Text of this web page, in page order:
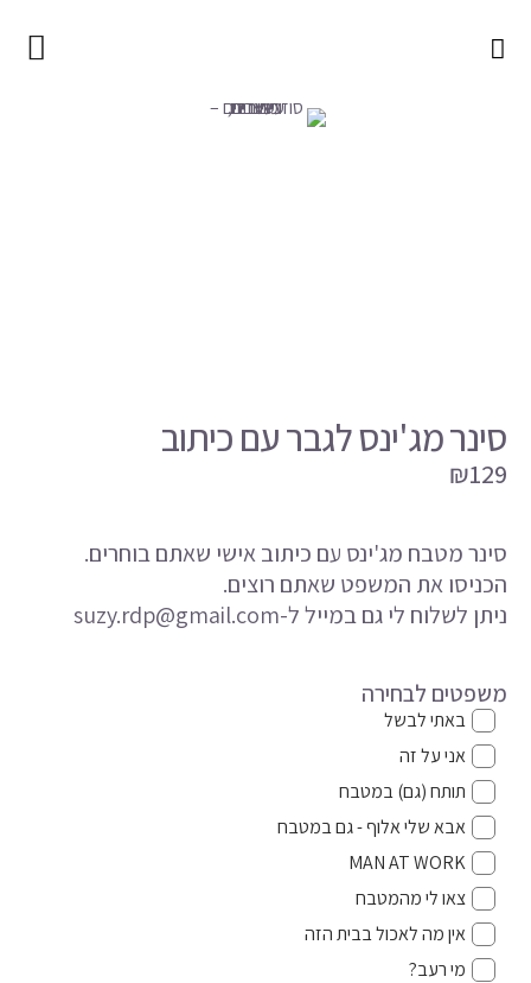
סוזי עיצובים – עיצובים, כיתובים ומוצריםעמוד הבית
מתנות עם כיתוב
מתנות למורה/גננת
מתנות בהתאמה אישית
חבילות למתגייסים
סינר מג'ינס לגבר עם כיתוב
₪129
סינר מטבח מג'ינס עם כיתוב אישי שאתם בוחרים.
הכניסו את המשפט שאתם רוצים.
ניתן לשלוח לי גם במייל ל-suzy.rdp@gmail.com
משפטים לבחירה
באתי לבשל
אני על זה
תותח (גם) במטבח
אבא שלי אלוף - גם במטבח
MAN AT WORK
צאו לי מהמטבח
אין מה לאכול בבית הזה
מי רעב?